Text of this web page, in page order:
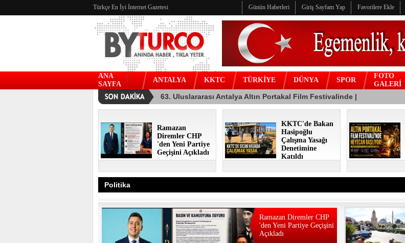
Türkçe En İyi İnternet Gazetesi Günün Haberleri Giriş Sayfam Yap Favorilere Ekle
ANA
SAYFA
ANTALYA KKTC TÜRKİYE DÜNYA SPOR
FOTO
GALERİ
Ramazan
Diremler CHP
'den Yeni Partiye
Geçişini Açıkladı
KKTC'de Bakan
Hasipoğlu
Çalışma Yasağı
Denetimine
Katıldı
Politika
Ramazan Diremler CHP
'den Yeni Partiye Geçişini
Açıkladı